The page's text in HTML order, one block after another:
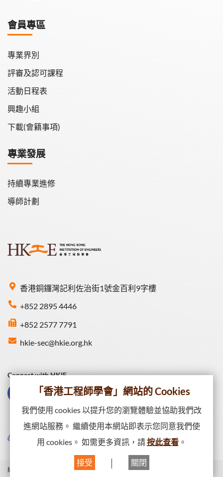
香港銅鑼灣記利佐治街1號金百利9字樓
+852 2895 4446
+852 2577 7791
hkie-sec@hkie.org.hk
學會會報
會員專區
專業界別
評審及認可課程
活動日程表
興趣小組
下載(會籍事項)
專業發展
持續專業進修
導師計劃
Connect with HKIE
網站一覽
網頁出版政策
「香港工程師學會」網站的 Cookies
我們使用 cookies 以提升您的瀏覽體驗並協助我們改
進網站服務。 繼續使用本網站即表示您同意我們使
用 cookies。 如需更多資訊，請按此查看。
接受 關閉